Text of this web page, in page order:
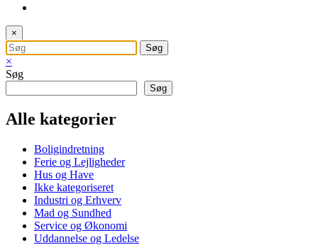
×
×
Søg
Søg
Alle kategorier
Boligindretning
Ferie og Lejligheder
Hus og Have
Ikke kategoriseret
Industri og Erhverv
Mad og Sundhed
Service og Økonomi
Uddannelse og Ledelse